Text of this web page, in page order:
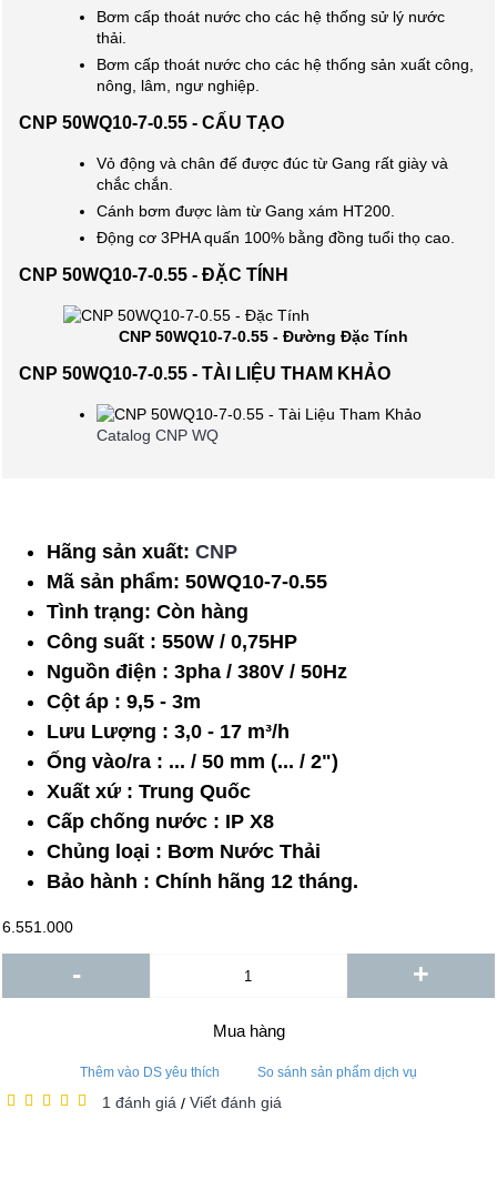
Bơm cấp thoát nước cho các hệ thống sử lý nước
thải.
Bơm cấp thoát nước cho các hệ thống sản xuất công,
nông, lâm, ngư nghiệp.
CNP 50WQ10-7-0.55 - CẤU TẠO
Vỏ động và chân đế được đúc từ Gang rất giày và
chắc chắn.
Cánh bơm được làm từ Gang xám HT200.
Động cơ 3PHA quấn 100% bằng đồng tuổi thọ cao.
CNP 50WQ10-7-0.55 - ĐẶC TÍNH
CNP 50WQ10-7-0.55 - Đường Đặc Tính
CNP 50WQ10-7-0.55 - TÀI LIỆU THAM KHẢO
Catalog CNP WQ
Hãng sản xuất: CNP
Mã sản phẩm: 50WQ10-7-0.55
Tình trạng: Còn hàng
Công suất : 550W / 0,75HP
Nguồn điện : 3pha / 380V / 50Hz
Cột áp : 9,5 - 3m
Lưu Lượng : 3,0 - 17 m³/h
Ống vào/ra : ... / 50 mm (... / 2")
Xuất xứ : Trung Quốc
Cấp chống nước : IP X8
Chủng loại : Bơm Nước Thải
Bảo hành : Chính hãng 12 tháng.
6.551.000
- +
Mua hàng
Thêm vào DS yêu thích So sánh sản phẩm dịch vụ
1 đánh giá / Viết đánh giá